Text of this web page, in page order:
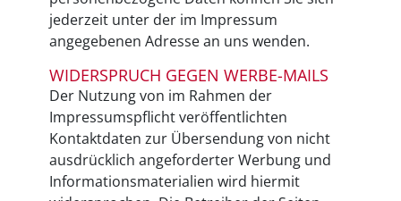
jederzeit unter der im Impressum
angegebenen Adresse an uns wenden.
WIDERSPRUCH GEGEN WERBE-MAILS
Der Nutzung von im Rahmen der
Impressumspflicht veröffentlichten
Kontaktdaten zur Übersendung von nicht
ausdrücklich angeforderter Werbung und
Informationsmaterialien wird hiermit